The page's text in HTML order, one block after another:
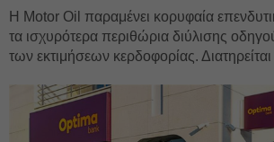
Η Motor Oil παραμένει κορυφαία
τα ισχυρότερα περιθώρια διύλισης
των εκτιμήσεων κερδοφορίας.